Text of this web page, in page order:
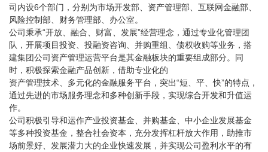
司内设6个部门，分别为市场开发部、资产管理部、互联网金融部、
风险控制部、财务管理部、办公室。
公司秉承“开放、融合、财富、发展”经营理念，通过专业化管理团
队，开展项目投资、投融资咨询、并购重组、债权收购等业务，搭
建集团公司资产管理运营平台是其金融板块的重要组成部分。同
时，积极探索金融产品创新，借助专业化的
资产管理技术、多元化的金融服务平台，突出“短、平、快”的特点，
通过先进的市场服务理念和多种创新手段，实现综合开发和升值运
作。
公司积极引导和运作产业投资基金、并购基金、中小企业发展基金
等多种投资基金，整合社会资本，充分发挥杠杆放大作用，助推市
场前景好、发展潜力大的企业快速发展，并实现公司盈利水平的有